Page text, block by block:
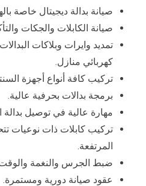
صيانة بدالة ديجيتال خاصة
صيانة الكابلات والجكات
تمديد وايرات وبلاكات
كهربائي منازل.
تركيب كافة أنواع أجهزة
برمجة بدالات بحرفية عالية.
مهارة عالية في توصيل بدالة
تركيب كابلات ذات نوعيات
المرتفعة.
ضبط الجرس والنغمة والوقت
عقود صيانة دورية ومستمرة.